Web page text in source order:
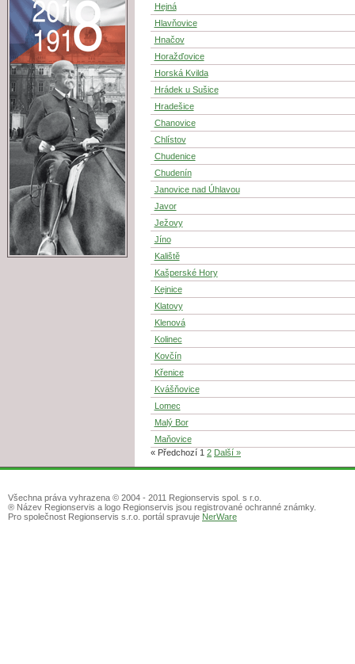
Hejná
Hlavňovice
Hnačov
Horažďovice
Horská Kvilda
Hrádek u Sušice
Hradešice
Chanovice
Chlístov
Chudenice
Chudenín
Janovice nad Úhlavou
Javor
Ježovy
Jíno
Kaliště
Kašperské Hory
Kejnice
Klatovy
Klenová
Kolinec
Kovčín
Křenice
Kvášňovice
Lomec
Malý Bor
Maňovice
« Předchozí 1 2 Další »
Všechna práva vyhrazena © 2004 - 2011 Regionservis spol. s r.o.
® Název Regionservis a logo Regionservis jsou registrované ochranné známky.
Pro společnost Regionservis s.r.o. portál spravuje NerWare